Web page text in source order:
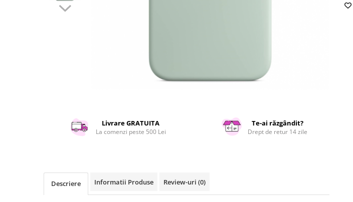
Scule electrice si unelte
Silicon, spume si solutii tehnice
Uscatoare rufe
Utilaje si materiale de constructii
Laptop, Tablete & Telefoane
Livrare GRATUITA
La comenzi peste 500 Lei
Te-ai răzgândit?
Drept de retur 14 zile
Descriere Informatii Produse Review-uri (0)